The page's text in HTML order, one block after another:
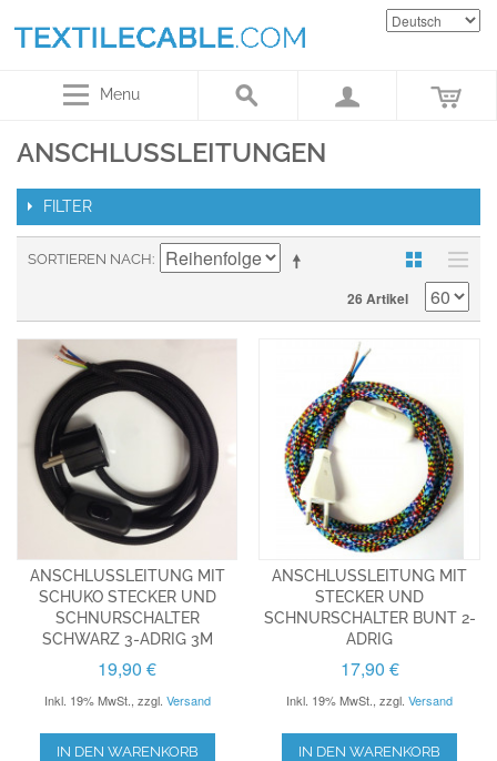
Menu
ANSCHLUSSLEITUNGEN
FILTER
SORTIEREN NACH
26 Artikel
ANSCHLUSSLEITUNG MIT
SCHUKO STECKER UND
SCHNURSCHALTER
SCHWARZ 3-ADRIG 3M
19,90 €
Inkl. 19% MwSt. zzgl. Versand
IN DEN WARENKORB
ANSCHLUSSLEITUNG MIT
STECKER UND
SCHNURSCHALTER BUNT 2-
ADRIG
17,90 €
Inkl. 19% MwSt. ,zzgl.Versand
IN DEN WARENKORB